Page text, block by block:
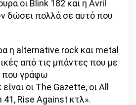
οι Blink 182 και η Avril
δώσει πολλά σε αυτό που
η alternative rock και metal
από τις μπάντες που με
που γράφω
οι The Gazette, oι All
41, Rise Against κτλ».